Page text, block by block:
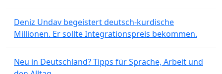
Deniz Undav begeistert deutsch-kurdische
Millionen. Er sollte Integrationspreis bekommen.
Neu in Deutschland? Tipps für Sprache, Arbeit und